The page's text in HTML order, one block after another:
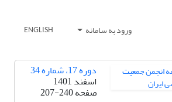
ورود به سامانه ENGLISH
دوره 17، شماره 34
اسفند 1401
صفحه207-240